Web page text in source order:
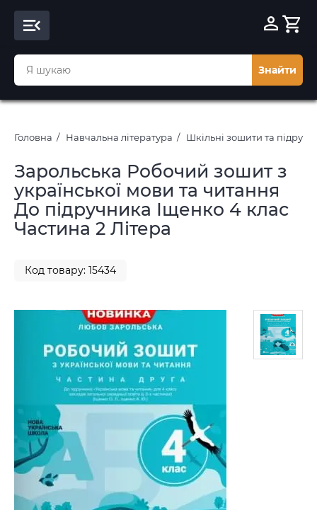
Знайти
Головна Навчальна література Шкільні зошити та
Зарольська Робочий зошит з
української мови та читання
До підручника Іщенко 4 клас
Частина 2 Літера
Код товару: 15434